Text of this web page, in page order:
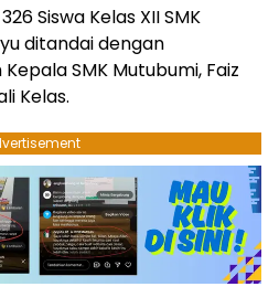
Siswa Kelas XII SMK
ditandai dengan
SMK Mutubumi, Faiz
Kelas.